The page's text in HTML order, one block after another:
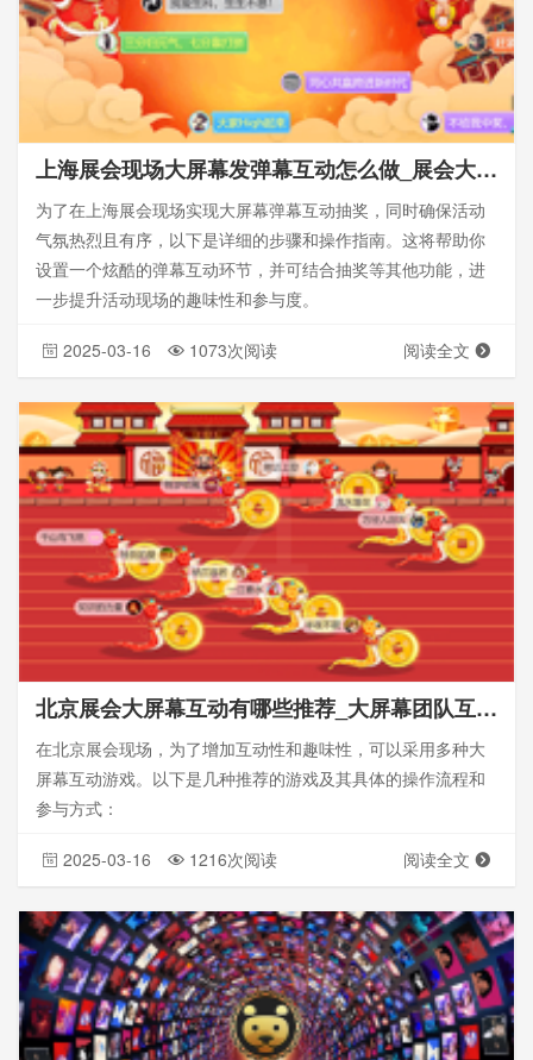
上海展会现场大屏幕发弹幕互动怎么做_展会大屏幕弹幕互动抽奖_怎么制作
为了在上海展会现场实现大屏幕弹幕互动抽奖，同时确保活动
气氛热烈且有序，以下是详细的步骤和操作指南。这将帮助你
设置一个炫酷的弹幕互动环节，并可结合抽奖等其他功能，进
一步提升活动现场的趣味性和参与度。
2025-03-16 1073次阅读 阅读全文
北京展会大屏幕互动有哪些推荐_大屏幕团队互动游戏_怎么参与
在北京展会现场，为了增加互动性和趣味性，可以采用多种大
屏幕互动游戏。以下是几种推荐的游戏及其具体的操作流程和
参与方式：
2025-03-16 1216次阅读 阅读全文